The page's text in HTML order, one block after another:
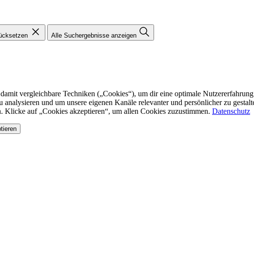
Alle Suchergebnisse anzeigen
vergleichbare Techniken („Cookies“), um dir eine optimale
und um unsere eigenen Kanäle relevanter und persönlicher zu
Klicke auf „Cookies akzeptieren“, um allen Cookies zuzustimmen. Datenschutz